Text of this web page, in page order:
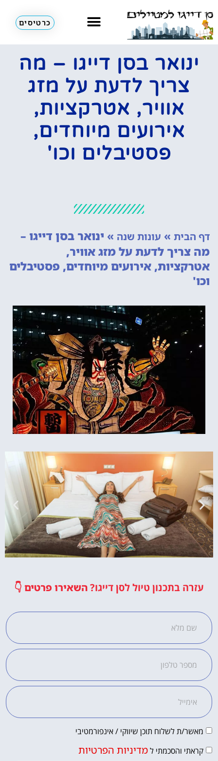
כרטיסים
ינואר בסן דייגו – מה
צריך לדעת על מזג
אוויר, אטרקציות,
אירועים מיוחדים,
פסטיבלים וכו'
הבית» עונות שנה» ינואר בסן דייגו –
צריך לדעת על מזג אוויר,
אירועים מיוחדים, פסטיבלים
מציאת מלון
לחצו
עזרה בתכנון טיול לסן דייגו? השאירו פרטים👇
מאשר/ת לשלוח תוכן שיווקי / אינפורמטיבי
קראתי והסכמתי למדיניות הפרטיות